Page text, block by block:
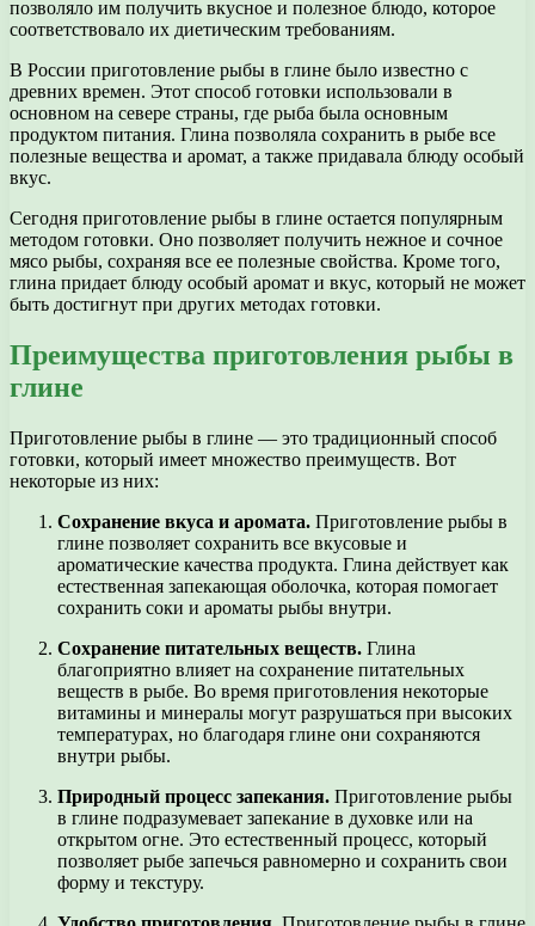
позволяло им получить вкусное и полезное блюдо, которое
соответствовало их диетическим требованиям.
В России приготовление рыбы в глине было известно с
древних времен. Этот способ готовки использовали в
основном на севере страны, где рыба была основным
продуктом питания. Глина позволяла сохранить в рыбе все
полезные вещества и аромат, а также придавала блюду особый
вкус.
Сегодня приготовление рыбы в глине остается популярным
методом готовки. Оно позволяет получить нежное и сочное
мясо рыбы, сохраняя все ее полезные свойства. Кроме того,
глина придает блюду особый аромат и вкус, который не может
быть достигнут при других методах готовки.
Преимущества приготовления рыбы в
глине
Приготовление рыбы в глине — это традиционный способ
готовки, который имеет множество преимуществ. Вот
некоторые из них:
Сохранение вкуса и аромата. Приготовление рыбы в
глине позволяет сохранить все вкусовые и
ароматические качества продукта. Глина действует как
естественная запекающая оболочка, которая помогает
сохранить соки и ароматы рыбы внутри.
Сохранение питательных веществ. Глина
благоприятно влияет на сохранение питательных
веществ в рыбе. Во время приготовления некоторые
витамины и минералы могут разрушаться при высоких
температурах, но благодаря глине они сохраняются
внутри рыбы.
Природный процесс запекания. Приготовление рыбы
в глине подразумевает запекание в духовке или на
открытом огне. Это естественный процесс, который
позволяет рыбе запечься равномерно и сохранить свои
форму и текстуру.